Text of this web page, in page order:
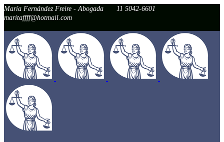
María Fernández Freire - Abogada
11 5042-6601
maritaffff@hotmail.com